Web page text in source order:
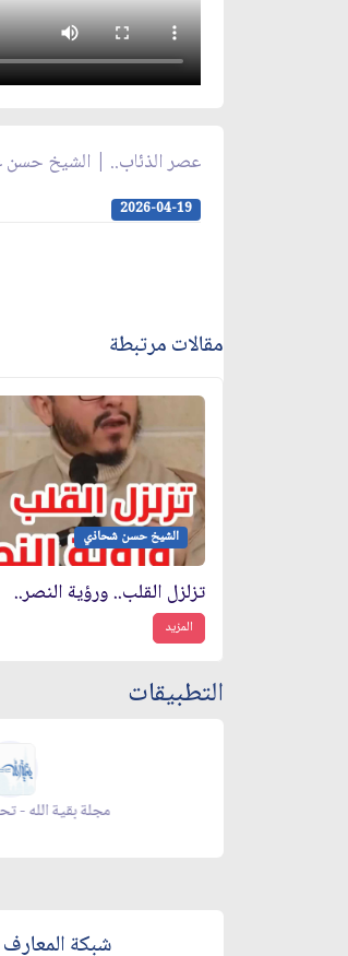
عصر الذئاب.. | الشيخ
2026-04-19
مقالات مرتبطة
الشيخ حسن شحاذي
تزلزل القلب.. ورؤية النصر..
المزيد
التطبيقات
مجلة بقية
شبكة المعارف